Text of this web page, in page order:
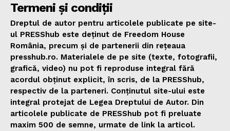
Termeni și condiții
Dreptul de autor pentru articolele publicate pe site-
ul PRESShub este deținut de Freedom House
România, precum și de partenerii din rețeaua
presshub.ro. Materialele de pe site (texte, fotografii,
grafică, video) nu pot fi reproduse integral fără
acordul obținut explicit, în scris, de la PRESShub,
respectiv de la parteneri. Conținutul site-ului este
integral protejat de Legea Dreptului de Autor. Din
articolele publicate de PRESShub pot fi preluate
maxim 500 de semne, urmate de link la articol.